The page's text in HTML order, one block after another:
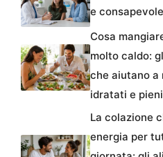
e
Cosa
molto caldo:
che aiutano a
idratati e
La colazione
energia per